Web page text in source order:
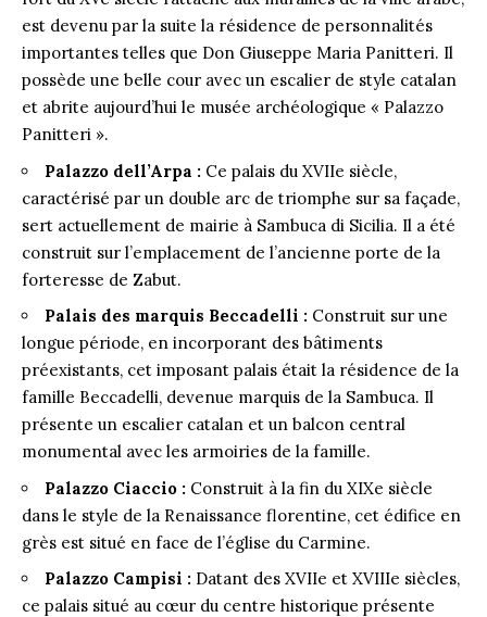
est devenu par la suite la résidence de personnalités
importantes telles que Don Giuseppe Maria Panitteri. Il
possède une belle cour avec un escalier de style catalan
et abrite aujourd’hui le musée archéologique « Palazzo
Panitteri ».
Palazzo dell’Arpa : Ce palais du XVIIe siècle,
caractérisé par un double arc de triomphe sur sa façade,
sert actuellement de mairie à Sambuca di Sicilia. Il a été
construit sur l’emplacement de l’ancienne porte de la
forteresse de Zabut.
Palais des marquis Beccadelli : Construit sur une
longue période, en incorporant des bâtiments
préexistants, cet imposant palais était la résidence de la
famille Beccadelli, devenue marquis de la Sambuca. Il
présente un escalier catalan et un balcon central
monumental avec les armoiries de la famille.
Palazzo Ciaccio : Construit à la fin du XIXe siècle
dans le style de la Renaissance florentine, cet édifice en
grès est situé en face de l’église du Carmine.
Palazzo Campisi : Datant des XVIIe et XVIIIe siècles,
ce palais situé au cœur du centre historique présente